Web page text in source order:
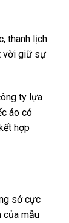
thanh lịch
vời giữ sự
ty lựa
áo có
hợp
sở cực
của mẫu